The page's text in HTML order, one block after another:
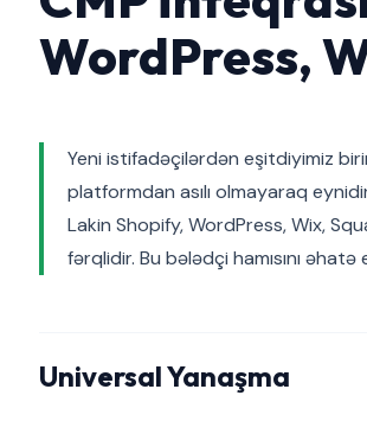
WordPress,
Yeni istifadəçilərdən eşitdiyimiz
platformdan asılı olmayaraq
Lakin Shopify, WordPress, Wix,
fərqlidir. Bu bələdçi hamısını əhatə
Universal Yanaşma